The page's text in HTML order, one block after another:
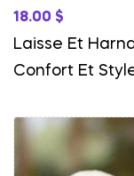
18.00 $
Laisse Et
Confort Et